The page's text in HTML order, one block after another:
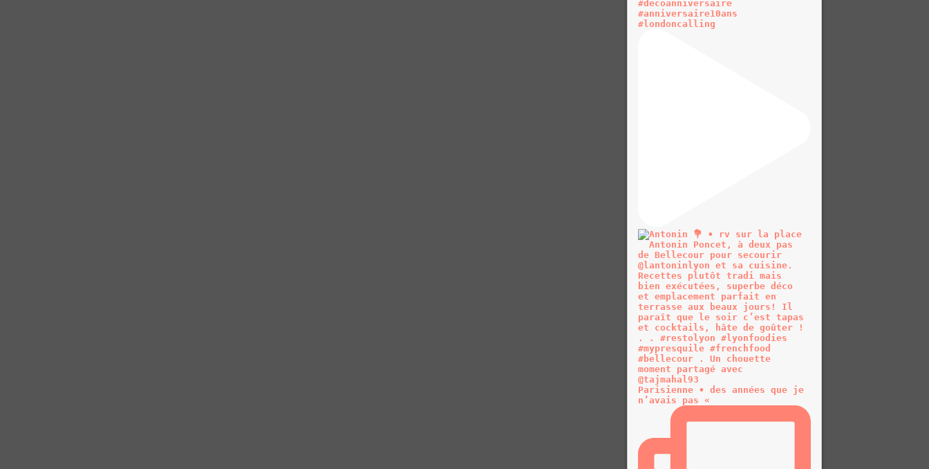
Parisienne • des années que je
n’avais pas «